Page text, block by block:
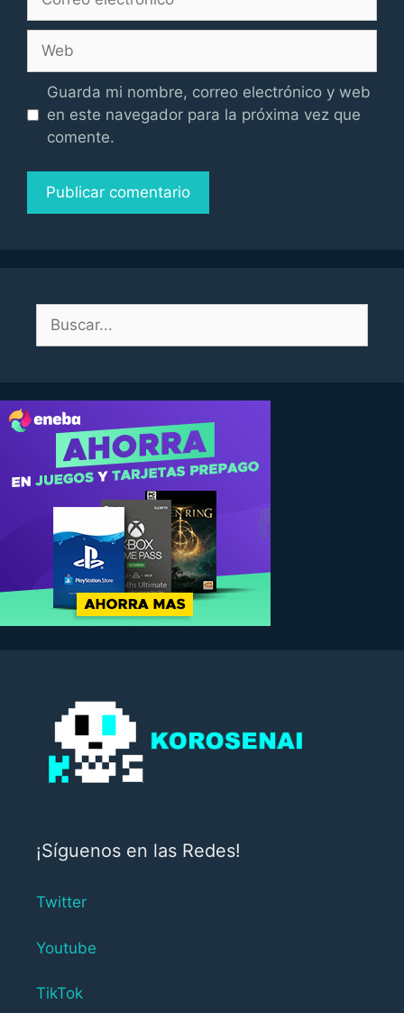
electrónico
Guarda mi nombre, correo electrónico y web
en este navegador para la próxima vez que
comente.
Buscar:
¡Síguenos en las Redes!
Twitter
Youtube
TikTok